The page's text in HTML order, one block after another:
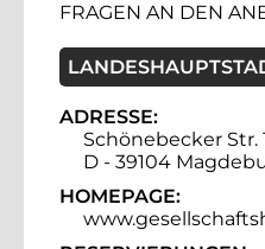
FRAGEN AN DEN
ADRESSE:
Schönebecker Str.
D - 39104
HOMEPAGE: